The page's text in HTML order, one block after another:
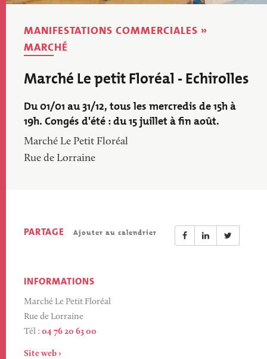
MANIFESTATIONS COMMERCIALES »
MARCHÉ
Marché Le petit Floréal - Echirolles
Du 01/01 au 31/12, tous les mercredis de 15h à
19h. Congés d'été : du 15 juillet à fin août.
Marché Le Petit Floréal
Rue de Lorraine
PARTAGE Ajouter au calendrier
INFORMATIONS
Marché Le Petit Floréal
Rue de Lorraine
Tél : 04 76 20 63 00
Site web